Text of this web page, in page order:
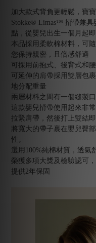
加大款式背負更輕鬆，寶
Stokke® Limas™ 揹帶兼具
點，從嬰兒出生一個月起
本品採用柔軟棉材料，可
您保持親密，且倍感舒適
可採用前抱式、後背式和
可延伸的肩帶採用雙層包
地分配重量
兩層材料之間有一個縫製
這款嬰兒揹帶使用起來非
拉緊肩帶，然後打上雙結即
將寬大的帶子裹在嬰兒臀
性。
選用100%純棉材質，透氣
榮獲多項大獎及檢驗認可
提供2年保固